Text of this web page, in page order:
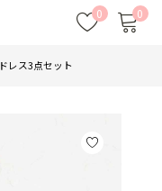
0 0
ドレス3点セット